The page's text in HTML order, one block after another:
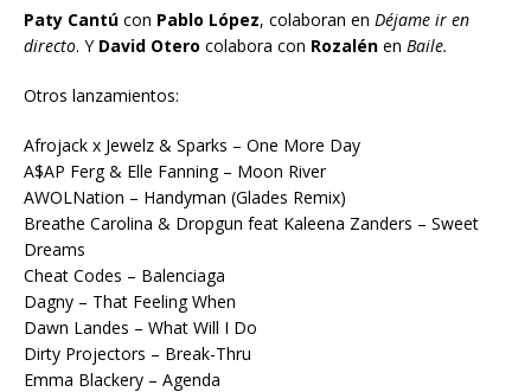
Paty Cantú con Pablo López, colaboran en Déjame ir en
directo. Y David Otero colabora con Rozalén en Baile.
Otros lanzamientos:
Afrojack x Jewelz & Sparks – One More Day
A$AP Ferg & Elle Fanning – Moon River
AWOLNation – Handyman (Glades Remix)
Breathe Carolina & Dropgun feat Kaleena Zanders – Sweet
Dreams
Cheat Codes – Balenciaga
Dagny – That Feeling When
Dawn Landes – What Will I Do
Dirty Projectors – Break-Thru
Emma Blackery – Agenda